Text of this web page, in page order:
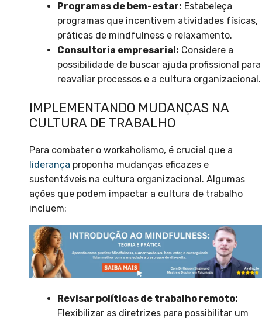
Programas de bem-estar: Estabeleça
programas que incentivem atividades físicas,
práticas de mindfulness e relaxamento.
Consultoria empresarial: Considere a
possibilidade de buscar ajuda profissional para
reavaliar processos e a cultura organizacional.
IMPLEMENTANDO MUDANÇAS NA
CULTURA DE TRABALHO
Para combater o workaholismo, é crucial que a
liderança proponha mudanças eficazes e
sustentáveis na cultura organizacional. Algumas
ações que podem impactar a cultura de trabalho
incluem:
Revisar políticas de trabalho remoto:
Flexibilizar as diretrizes para possibilitar um